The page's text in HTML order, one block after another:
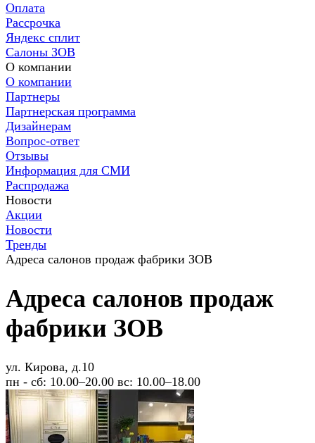
Оплата
Рассрочка
Яндекс сплит
Салоны ЗОВ
О компании
О компании
Партнеры
Партнерская программа
Дизайнерам
Вопрос-ответ
Отзывы
Информация для СМИ
Распродажа
Новости
Акции
Новости
Тренды
Адреса салонов продаж фабрики ЗОВ
Адреса салонов продаж
фабрики ЗОВ
ул. Кирова, д.10
пн - сб: 10.00–20.00 вс: 10.00–18.00